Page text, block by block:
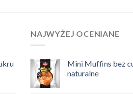
NAJWYŻEJ OCENIANE
Mini Muffins bez
naturalne